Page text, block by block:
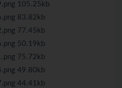
105.25kb
83.82kb
77.45kb
50.19kb
75.72kb
49.80kb
44.41kb